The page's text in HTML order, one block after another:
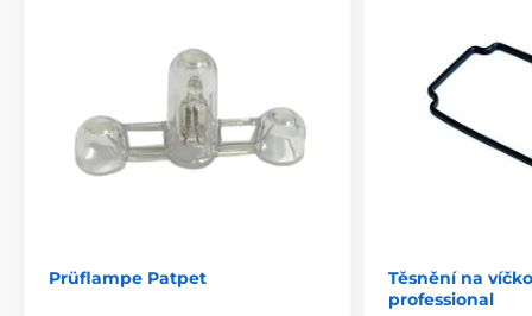
Prüflampe Patpet
Těsnění na
professional